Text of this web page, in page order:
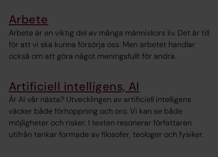
Arbete
Arbete är en viktig del av många människors liv. Det är till
för att vi ska kunna försörja oss. Men arbetet handlar
också om att göra något meningsfullt för andra.
Artificiell intelligens, AI
Är AI vår nästa? Utvecklingen av artificiell intelligens
väcker både förhoppning och oro. Vi kan se både
möjligheter och risker. I texten resonerar författaren
utifrån tankar formade av filosofer, teologer och fysiker.